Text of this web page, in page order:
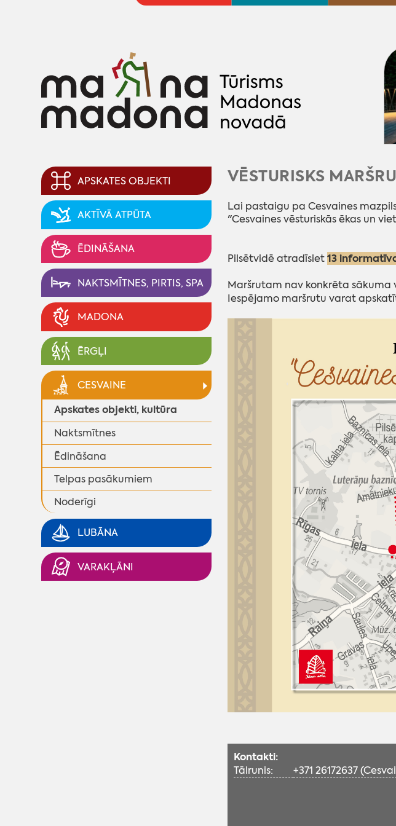
APSKATES OBJEKTI
AKTĪVĀ ATPŪTA
ĒDINĀŠANA
NAKTSMĪTNES, PIRTIS, SPA
MADONA
ĒRGĻI
CESVAINE
Apskates objekti, kultūra
Naktsmītnes
Ēdināšana
Telpas pasākumiem
Noderīgi
LUBĀNA
VARAKĻĀNI
VĒSTURISKS
Lai pastaigu pa Cesvaines
"Cesvaines vēsturiskās ēkas un
Pilsētvidē atradīsiet13
Maršrutam nav konkrēta
Iespējamo maršrutu varat
Kontakti:
Tālrunis: +371 26172637